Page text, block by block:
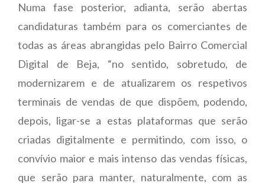
Numa fase posterior, adianta, serão abertas
candidaturas também para os comerciantes de
todas as áreas abrangidas pelo Bairro Comercial
Digital de Beja, “no sentido, sobretudo, de
modernizarem e de atualizarem os respetivos
terminais de vendas de que dispõem, podendo,
depois, ligar-se a estas plataformas que serão
criadas digitalmente e permitindo, com isso, o
convívio maior e mais intenso das vendas físicas,
que serão para manter, naturalmente, com as